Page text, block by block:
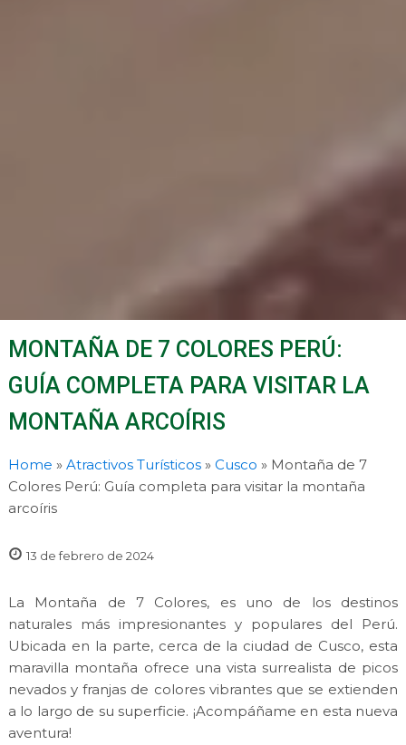
MONTAÑA DE 7 COLORES PERÚ:
GUÍA COMPLETA PARA VISITAR LA
MONTAÑA ARCOÍRIS
Home » Atractivos Turísticos» Cusco » Montaña de 7
Colores Perú: Guía completa para visitar la montaña
arcoíris
13 de febrero de 2024
La Montaña de 7 Colores, es uno de los destinos
naturales más impresionantes y populares del Perú.
Ubicada en la parte, cerca de la ciudad de Cusco, esta
maravilla montaña ofrece una vista surrealista de picos
nevados y franjas de colores vibrantes que se extienden
a lo largo de su superficie. ¡Acompáñame en esta nueva
aventura!